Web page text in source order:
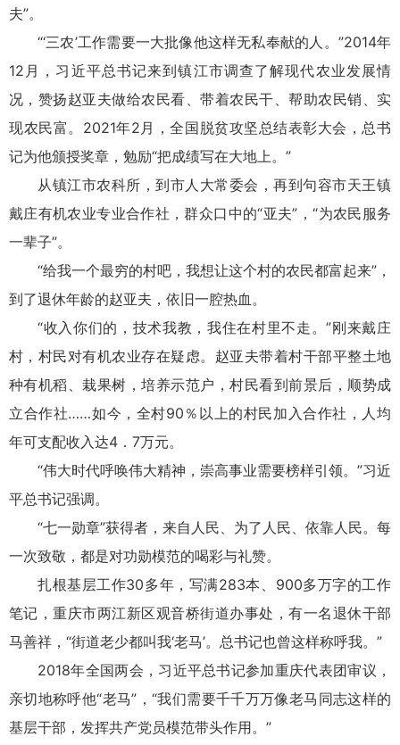
夫”。
“‘三农’工作需要一大批像他这样无私奉献的人。”2014年
12月，习近平总书记来到镇江市调查了解现代农业发展情
况，赞扬赵亚夫做给农民看、带着农民干、帮助农民销、实
现农民富。2021年2月，全国脱贫攻坚总结表彰大会，总书
记为他颁授奖章，勉励“把成绩写在大地上。”
从镇江市农科所，到市人大常委会，再到句容市天王镇
戴庄有机农业专业合作社，群众口中的“亚夫”，“为农民服务
一辈子”。
“给我一个最穷的村吧，我想让这个村的农民都富起来”，
到了退休年龄的赵亚夫，依旧一腔热血。
“收入你们的，技术我教，我住在村里不走。”刚来戴庄
村，村民对有机农业存在疑虑。赵亚夫带着村干部平整土地
种有机稻、栽果树，培养示范户，村民看到前景后，顺势成
立合作社……如今，全村90％以上的村民加入合作社，人均
年可支配收入达4．7万元。
“伟大时代呼唤伟大精神，崇高事业需要榜样引领。”习近
平总书记强调。
“七一勋章”获得者，来自人民、为了人民、依靠人民。每
一次致敬，都是对功勋模范的喝彩与礼赞。
扎根基层工作30多年，写满283本、900多万字的工作
笔记，重庆市两江新区观音桥街道办事处，有一名退休干部
马善祥，“街道老少都叫我‘老马’。总书记也曾这样称呼我。”
2018年全国两会，习近平总书记参加重庆代表团审议，
亲切地称呼他“老马”，“我们需要千千万万像老马同志这样的
基层干部，发挥共产党员模范带头作用。”